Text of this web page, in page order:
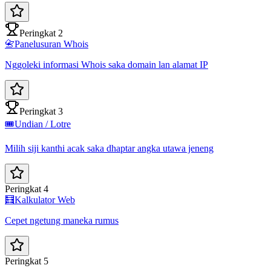
Peringkat 2
📇Panelusuran Whois
Nggoleki informasi Whois saka domain lan alamat IP
Peringkat 3
🎟️Undian / Lotre
Milih siji kanthi acak saka dhaptar angka utawa jeneng
Peringkat 4
🧮Kalkulator Web
Cepet ngetung maneka rumus
Peringkat 5